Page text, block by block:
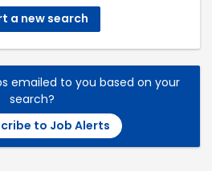
a new search
emailed to you based on your
search?
to Job Alerts